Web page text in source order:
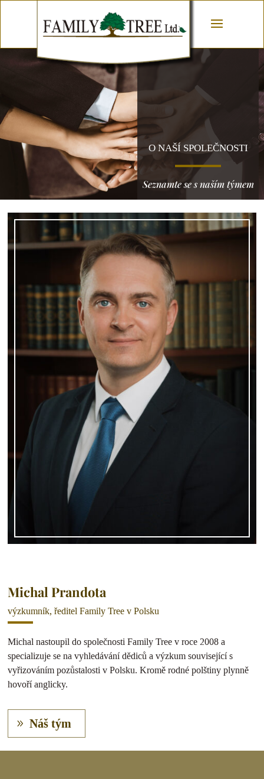
O NAŠÍ SPOLEČNOSTI
Seznamte se s naším týmem
Michal Prandota
výzkumník, ředitel Family Tree v Polsku
Michal nastoupil do společnosti Family Tree v roce 2008 a
specializuje se na vyhledávání dědiců a výzkum související s
vyřizováním pozůstalosti v Polsku. Kromě rodné polštiny plynně
hovoří anglicky.
Náš tým